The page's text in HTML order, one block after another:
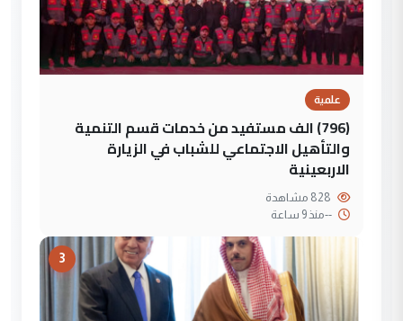
علمية
(796) الف مستفيد من خدمات قسم التنمية
والتأهيل الاجتماعي للشباب في الزيارة
الاربعينية
--منذ 9 ساعة
3